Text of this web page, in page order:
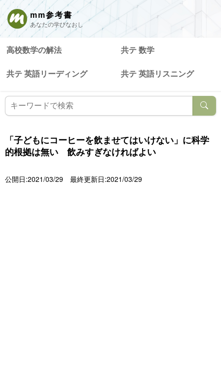
mm参考書
あなたの学びなおし
高校数学の解法 共テ 数学
共テ 英語リーディング 共テ 英語リスニング
「子どもにコーヒーを飲ませてはいけない」に科学
的根拠は無い 飲みすぎなければよい
公開日:2021/03/29 最終更新日:2021/03/29